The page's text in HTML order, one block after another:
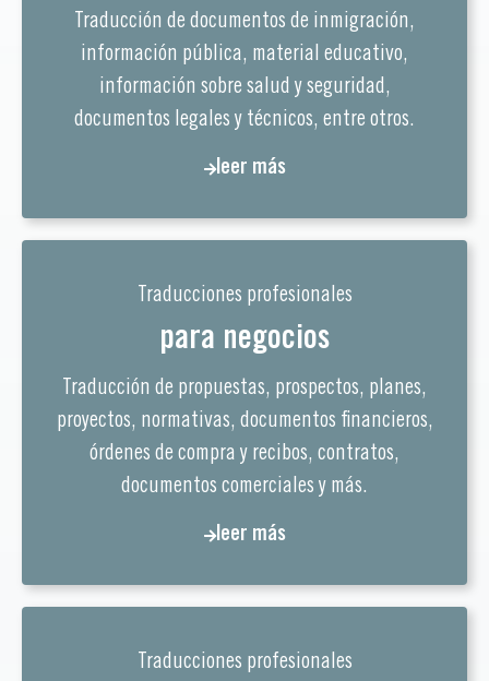
Traducción de documentos de inmigración,
información pública, material educativo,
información sobre salud y seguridad,
documentos legales y técnicos, entre otros.
leer más
Traducciones profesionales
para negocios
Traducción de propuestas, prospectos, planes,
proyectos, normativas, documentos financieros,
órdenes de compra y recibos, contratos,
documentos comerciales y más.
leer más
Traducciones profesionales